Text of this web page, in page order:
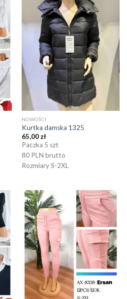
NOWOŚCI
Kurtka damska 1325
65,00zł
Paczka 5 szt
80 PLN brutto
Rozmiary S-2XL